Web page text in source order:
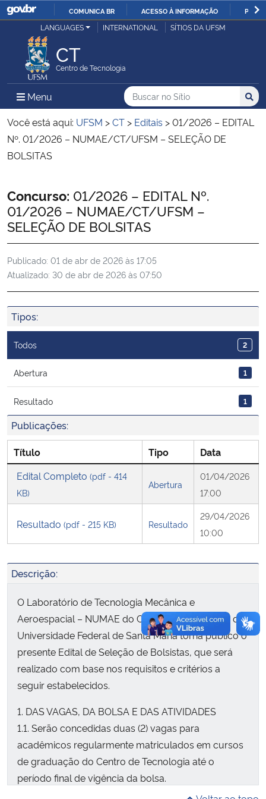
IR
COMUNICA BR ACESSO À INFORMAÇÃO
Ministério da Justiça e Segurança Pública
Ministério da Defesa
Ministério das Relações Exteriores
Ministério da Economia
Ministério da Agricultura, Pecuária e Abastecimento
Ministério da Educação
Ministério da Cidadania
Ministério da Saúde
Ministério da Ciência, Tecnologia, Inovações e Comunicações
Ministério do Meio Ambiente
Ministério do Turismo
Ministério do Desenvolvimento Regional
Controladoria-Geral da União
Ministério da Mulher, da Família e dos Direitos Humanos
Gabinete de Segurança Institucional
Advocacia-Geral da União
Banco Central do Brasil
Planalto
LANGUAGES INTERNATIONAL SÍTIOS DA UFSM
CT
Centro de Tecnologia
Menu Menu Principal do Sítio
Busca
Buscar no no Sítio
Busca:
Você está aqui: UFSM >CT > Editais >01/2026 – EDITAL
Nº. 01/2026 – NUMAE/CT/UFSM – SELEÇÃO DE
BOLSITAS
Início do conteúdo
Concurso: 01/2026 – EDITAL Nº.
01/2026 – NUMAE/CT/UFSM –
SELEÇÃO DE BOLSITAS
Publicado: 01 de abr de 2026 às 17:05
Atualizado: 30 de abr de 2026 às 07:50
Tipos:
Todos 2
Abertura 1
Resultado 1
Publicações:
Título Tipo
Data
Edital Completo (pdf - 414
KB)
Abertura
01/04/2026
17:00
Resultado (pdf - 215 KB) Resultado
29/04/2026
10:00
Descrição:
O Laboratório de Tecnologia Mecânica e
Aeroespacial – NUMAE do Centro de Tecnologia da
Universidade Federal de Santa Maria torna público o
presente Edital de Seleção de Bolsistas, que será
realizado com base nos requisitos e critérios a
seguir estabelecidos.
1. DAS VAGAS, DA BOLSA E DAS ATIVIDADES
1.1. Serão concedidas duas (2) vagas para
acadêmicos regularmente matriculados em cursos
de graduação do Centro de Tecnologia até o
período final de vigência da bolsa.
1.2. Tempo de duração da bolsa: dois (2) semestres,